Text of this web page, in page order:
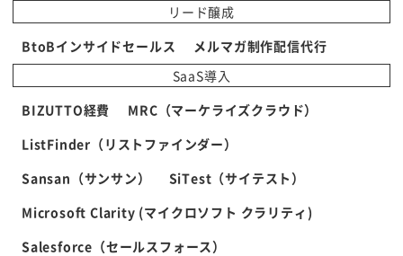
リード醸成
BtoBインサイドセールス
メルマガ制作配信代行
SaaS導入
BIZUTTO経費
MRC（マーケライズクラウド）
ListFinder（リストファインダー）
Sansan（サンサン）
SiTest（サイテスト）
Microsoft Clarity (マイクロソフト クラリティ)
Salesforce（セールスフォース）